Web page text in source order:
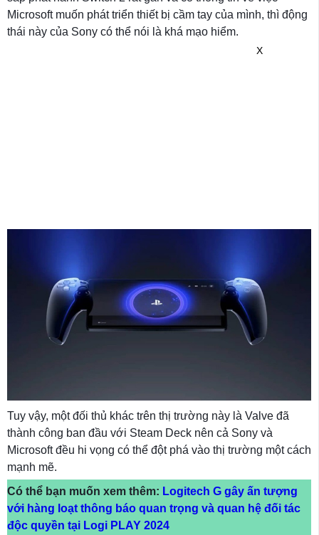
Microsoft muốn phát triển thiết bị cầm tay của mình, thì động
thái này của Sony có thể nói là khá mạo hiểm.
X
Tuy vậy, một đối thủ khác trên thị trường này là Valve đã
thành công ban đầu với Steam Deck nên cả Sony và
Microsoft đều hi vọng có thể đột phá vào thị trường một cách
mạnh mẽ.
Có thể bạn muốn xem thêm: Logitech G gây ấn tượng
với hàng loạt thông báo quan trọng và quan hệ đối tác
độc quyền tại Logi PLAY 2024